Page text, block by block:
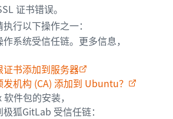
证书错误。
行以下操作之一：
系统受信任链。更多信息，
书添加到服务器
机构 (CA) 添加到 Ubuntu？
件包的安装，
狐GitLab 受信任链：